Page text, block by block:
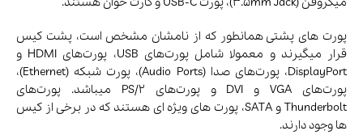
پورت های پشتی همانطور که از نامشان مشخص است، پشت کیس
قرار میگیرند و معمولا شامل پورت‌های USB، پورت‌های HDMI و
DisplayPort، پورت‌های صدا (Audio Ports)، پورت شبکه (Ethernet)،
پورت‌های VGA و DVI و پورت‌های PS/2 میباشد. پورت‌های
Thunderbolt و SATA، پورت های ویژه ای هستند که در برخی از کیس
ها وجود دارند.